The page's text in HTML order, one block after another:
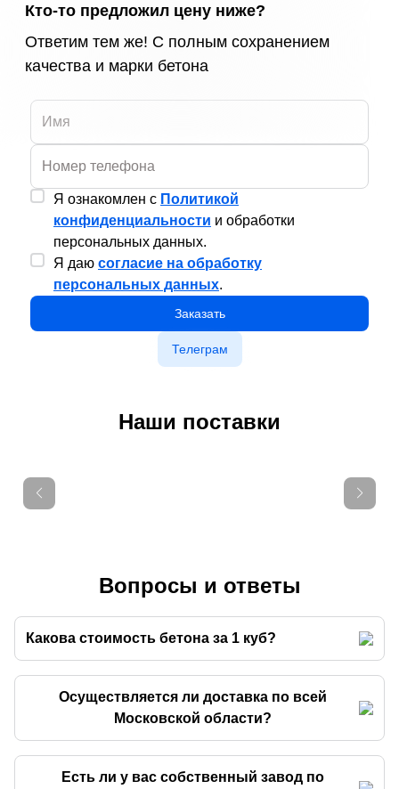
Кто-то предложил цену ниже?
Ответим тем же! С полным сохранением
качества и марки бетона
Я ознакомлен с Политикой
конфиденциальности и обработки
персональных данных.
Я даю согласие на обработку
персональных данных.
Телеграм
Заказать
Наши поставки
Вопросы и ответы
Какова стоимость бетона за 1 куб?
Осуществляется ли доставка по всей
Московской области?
Есть ли у вас собственный завод по